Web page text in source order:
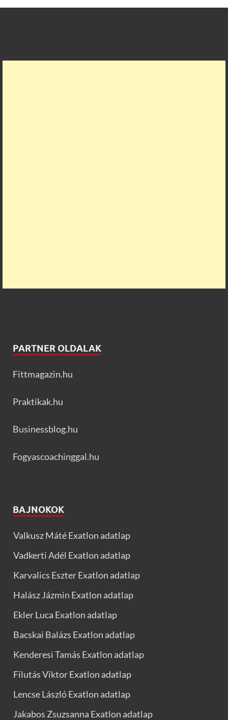
PARTNER OLDALAK
Fittmagazin.hu
Praktikak.hu
Businessblog.hu
Fogyascoachinggal.hu
BAJNOKOK
Valkusz Máté Exatlon adatlap
Vadkerti Adél Exatlon adatlap
Karvalics Eszter Exatlon adatlap
Halász Jázmin Exatlon adatlap
Ekler Luca Exatlon adatlap
Bacskai Balázs Exatlon adatlap
Kenderesi Tamás Exatlon adatlap
Filutás Viktor Exatlon adatlap
Lencse László Exatlon adatlap
Jakabos Zsuzsanna Exatlon adatlap